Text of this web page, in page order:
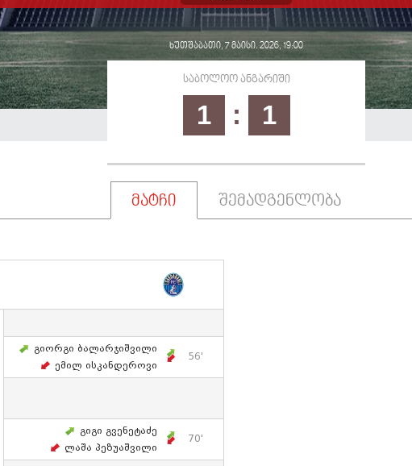
ხუთშაბათი, 7 მაისი. 2026, 19:00
საბოლოო ანგარიში
1 : 1
მატჩი შემადგენლობა
Გიორგი Ბალარჯიშვილი
Ემილ Ისკანდეროვი
56'
Გიგი Გვენეტაძე
Ლაშა Პეზუაშვილი
70'